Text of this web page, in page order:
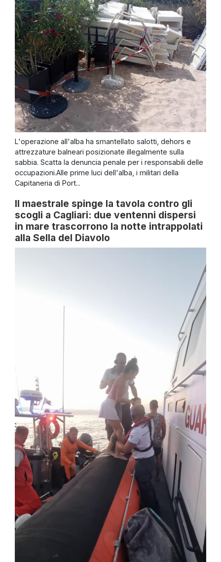
L'operazione all'alba ha smantellato salotti, dehors e
attrezzature balneari posizionate illegalmente sulla
sabbia. Scatta la denuncia penale per i responsabili delle
occupazioni.Alle prime luci dell'alba, i militari della
Capitaneria di Port...
Il maestrale spinge la tavola contro gli
scogli a Cagliari: due ventenni dispersi
in mare trascorrono la notte intrappolati
alla Sella del Diavolo